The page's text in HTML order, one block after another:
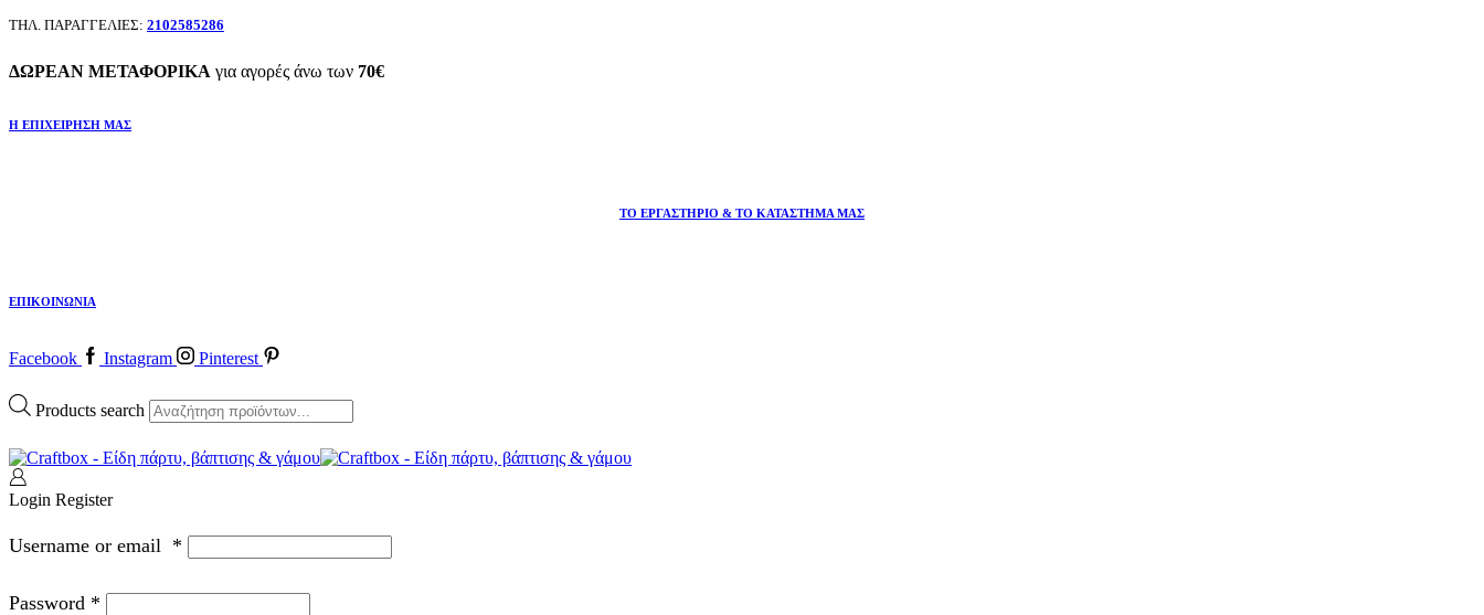
ΤΗΛ. ΠΑΡΑΓΓΕΛΙΕΣ: 2102585286
ΔΩΡΕΑΝ ΜΕΤΑΦΟΡΙΚΑ για αγορές άνω των 70€
Η ΕΠΙΧΕΙΡΗΣΗ ΜΑΣ
ΤΟ ΕΡΓΑΣΤΗΡΙΟ & ΤΟ ΚΑΤΑΣΤΗΜΑ ΜΑΣ
ΕΠΙΚΟΙΝΩΝΙΑ
Facebook Instagram Pinterest
Products search
Login Register
Username or email *
Password *